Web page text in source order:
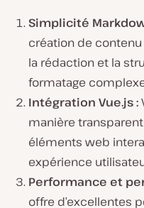
Simplicité
création de
la rédaction et la
formatage
Intégration Vue.js :
manière
éléments web
expérience
Performance et
offre d’excellentes